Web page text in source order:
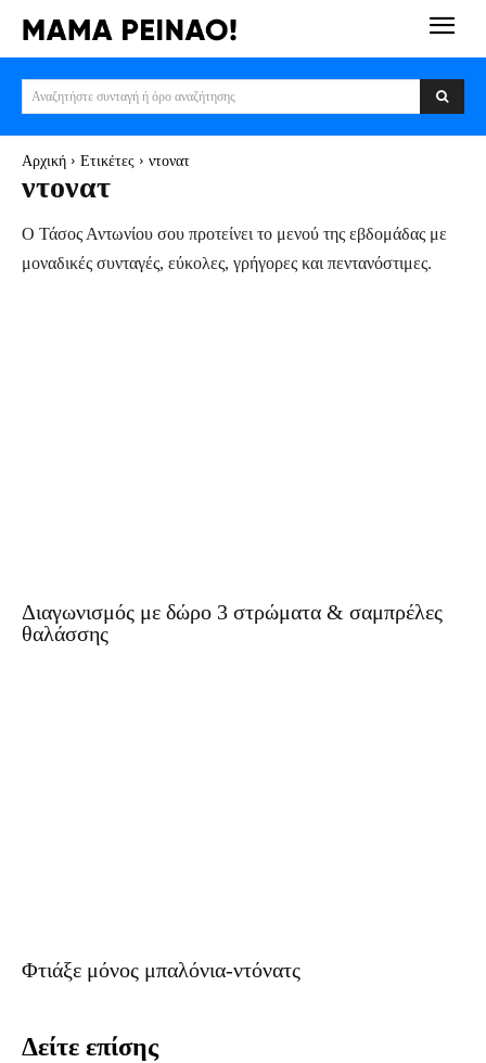
Αναζητήστε συνταγή ή όρο αναζήτησης
Αρχική Ετικέτες ντονατ
ντονατ
Ο Τάσος Αντωνίου σου προτείνει το μενού της εβδομάδας με
μοναδικές συνταγές, εύκολες, γρήγορες και πεντανόστιμες.
Διαγωνισμός με δώρο 3 στρώματα & σαμπρέλες
θαλάσσης
Φτιάξε μόνος μπαλόνια-ντόνατς
Δείτε επίσης